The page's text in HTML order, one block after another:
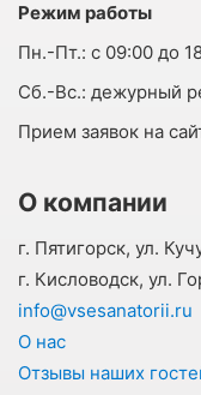
Режим работы
Пн.-Пт.: с 09:00 до
Cб.-Вс.: дежурный
Прием заявок на
О компании
г. Пятигорск, ул.
г. Кисловодск, ул.
info@vsesanatorii.ru
О нас
Отзывы наших